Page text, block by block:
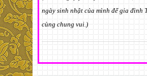
ngày sinh nhật của mình để gia đình
cùng chung vui.)